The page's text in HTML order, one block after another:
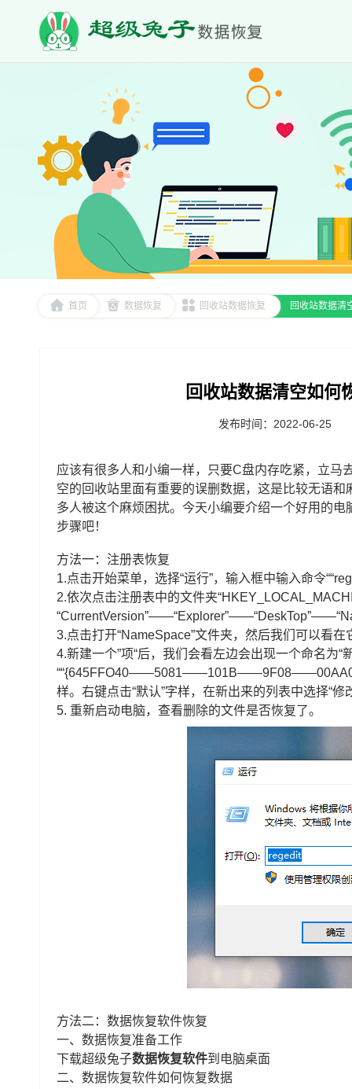
首页 数据恢复 回收站数据恢复 回收站数据清
回收站数据清空如何
发布时间：2022-06-25
应该有很多人和小编一样，只要C盘内存吃紧，立马
空的回收站里面有重要的误删数据，这是比较无语
多人被这个麻烦困扰。今天小编要介绍一个好用的
步骤吧！
方法一：注册表恢复
1.点击开始菜单，选择“运行”，输入框中输入命令
2.依次点击注册表中的文件夹
3.点击打开“NameSpace”文件夹，然后我们可以看在
4.新建一个”项“后，我们会看左边会出现一个命名为“
样。右键点击“默认”字样，在新出来的列表中选择“
5. 重新启动电脑，查看删除的文件是否恢复了。
方法二：数据恢复软件恢复
一、数据恢复准备工作
下载超级兔子数据恢复软件到电脑桌面
二、数据恢复软件如何恢复数据